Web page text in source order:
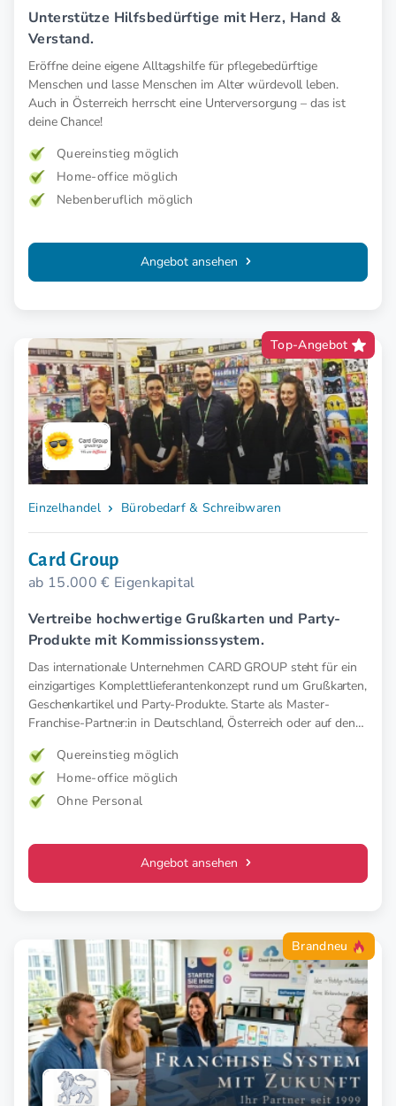
Unterstütze Hilfsbedürftige mit Herz, Hand &
Verstand.
Eröffne deine eigene Alltagshilfe für pflegebedürftige
Menschen und lasse Menschen im Alter würdevoll leben.
Auch in Österreich herrscht eine Unterversorgung – das ist
deine Chance!
Quereinstieg möglich
Home-office möglich
Nebenberuflich möglich
Angebot ansehen
Top-Angebot
Einzelhandel Bürobedarf & Schreibwaren
Card Group
ab 15.000 € Eigenkapital
Vertreibe hochwertige Grußkarten und Party-
Produkte mit Kommissionssystem.
Das internationale Unternehmen CARD GROUP steht für ein
einzigartiges Komplettlieferantenkonzept rund um Grußkarten,
Geschenkartikel und Party-Produkte. Starte als Master-
Franchise-Partner:in in Deutschland, Österreich oder auf den
Quereinstieg möglich
Home-office möglich
Ohne Personal
Angebot ansehen
Brandneu